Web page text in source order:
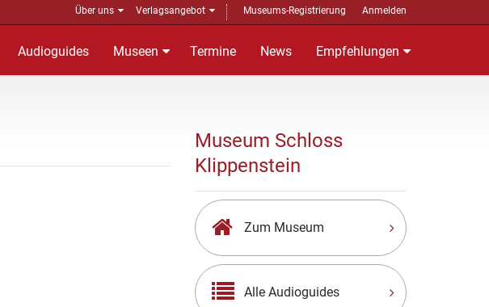
Über uns Verlagsangebot Museums-Registrierung Anmelden
Audioguides Museen Termine News Empfehlungen
Museum Schloss
Klippenstein
Zum Museum
Alle Audioguides